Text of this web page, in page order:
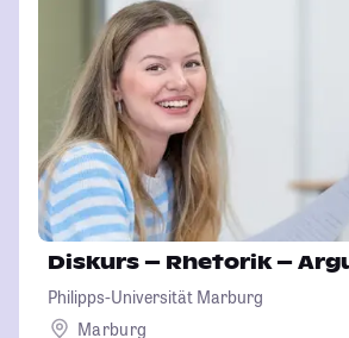
Diskurs – Rhetorik –
Philipps-Universität Marburg
Marburg